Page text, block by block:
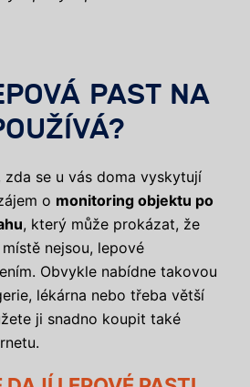
PAST NA
se u vás doma vyskytují
o monitoring objektu po
, který může prokázat, že
nejsou, lepové
Obvykle nabídne takovou
lékárna nebo třeba větší
ji snadno koupit také